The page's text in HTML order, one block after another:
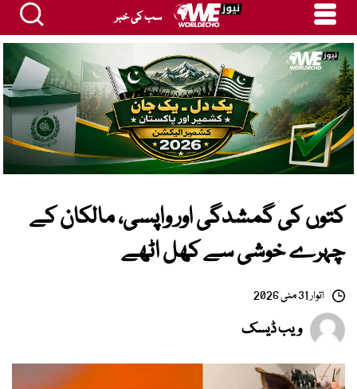
سب کی خبر
کتوں کی گمشدگی اور واپسی، مالکان کے
چہرے خوشی سے کھل اٹھے
اتوار 31 مئی 2026
ویب ڈیسک